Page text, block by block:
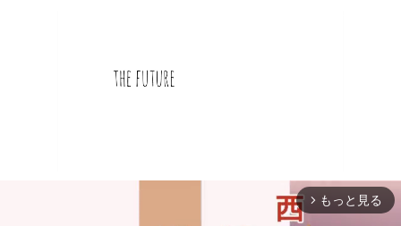
arrow_forward_ios もっと見る